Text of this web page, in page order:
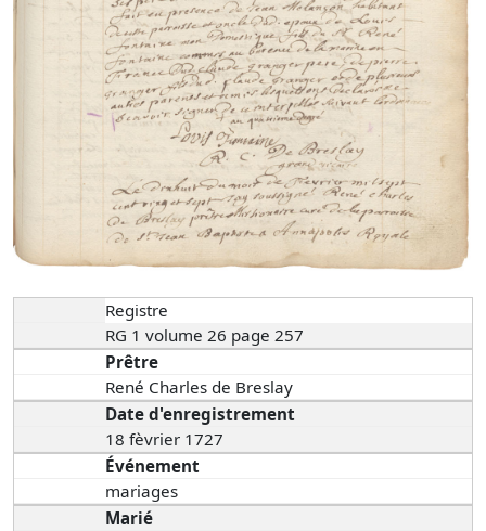
Registre
RG 1 volume 26 page 257
Prêtre
René Charles de Breslay
Date d'enregistrement
18 fèvrier 1727
Événement
mariages
Marié